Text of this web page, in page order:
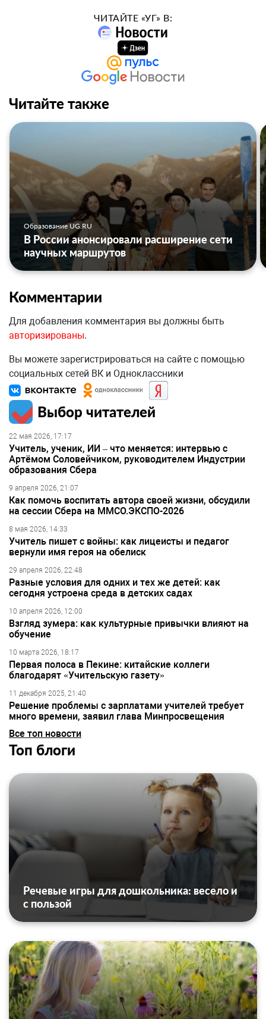
ЧИТАЙТЕ «УГ» В:
Читайте также
Образование UG.RU
В России анонсировали расширение сети
научных маршрутов
Комментарии
Для добавления комментария вы должны быть
авторизированы.
Вы можете зарегистрироваться на сайте с помощью
социальных сетей ВК и Одноклассники
Выбор читателей
22 мая 2026, 17:17
Учитель, ученик, ИИ – что меняется: интервью с
Артёмом Соловейчиком, руководителем Индустрии
образования Сбера
9 апреля 2026, 21:07
Как помочь воспитать автора своей жизни, обсудили
на сессии Сбера на ММСО.ЭКСПО-2026
8 мая 2026, 14:33
Учитель пишет с войны: как лицеисты и педагог
вернули имя героя на обелиск
29 апреля 2026, 22:48
Разные условия для одних и тех же детей: как
сегодня устроена среда в детских садах
10 апреля 2026, 12:00
Взгляд зумера: как культурные привычки влияют на
обучение
10 марта 2026, 18:17
Первая полоса в Пекине: китайские коллеги
благодарят «Учительскую газету»
11 декабря 2025, 21:40
Решение проблемы с зарплатами учителей требует
много времени, заявил глава Минпросвещения
Все топ новости
Топ блоги
Речевые игры для дошкольника: весело и
с пользой